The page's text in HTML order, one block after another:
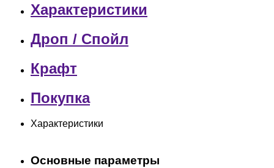
Характеристики
Дроп / Спойл
Крафт
Покупка
Характеристики
Основные параметры